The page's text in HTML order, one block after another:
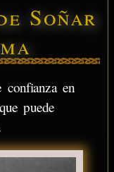
Soñar
confianza en
puede